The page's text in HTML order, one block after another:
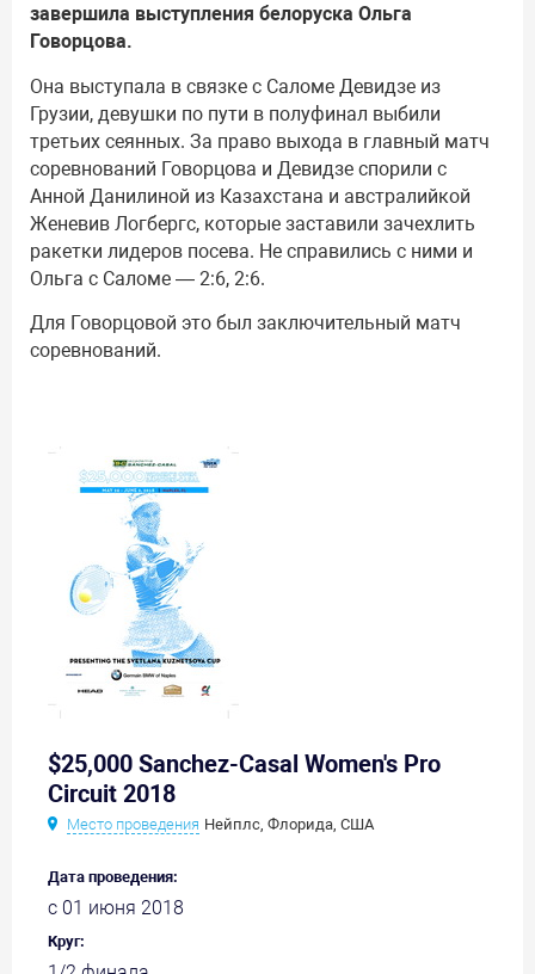
завершила выступления белоруска Ольга
Говорцова.
Она выступала в связке с Саломе Девидзе из
Грузии, девушки по пути в полуфинал выбили
третьих сеянных. За право выхода в главный матч
соревнований Говорцова и Девидзе спорили с
Анной Данилиной из Казахстана и австралийкой
Женевив Логбергс, которые заставили зачехлить
ракетки лидеров посева. Не справились с ними и
Ольга с Саломе — 2:6, 2:6.
Для Говорцовой это был заключительный матч
соревнований.
$25,000 Sanchez-Casal Women's Pro
Circuit 2018
Место проведения Нейплс, Флорида, США
Дата проведения:
с 01 июня 2018
Круг: